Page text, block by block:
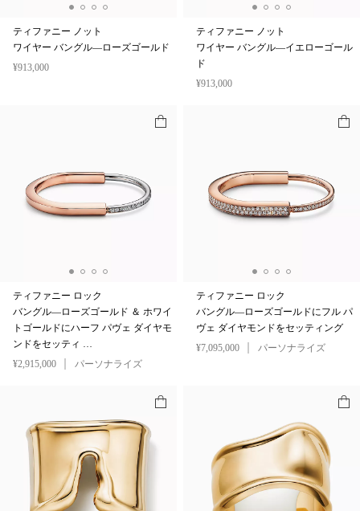
ティファニー ノット
ワイヤー バングル—ローズゴールド
¥913,000
ティファニー ノット
ワイヤー バングル—イエローゴール
ド
¥913,000
ティファニー ロック
バングル—ローズゴールド ＆ ホワイ
トゴールドにハーフ パヴェ ダイヤモ
ンドをセッティ …
¥2,915,000
パーソナライズ
ティファニー ロック
バングル—ローズゴールドにフル パ
ヴェ ダイヤモンドをセッティング
¥7,095,000
パーソナライズ